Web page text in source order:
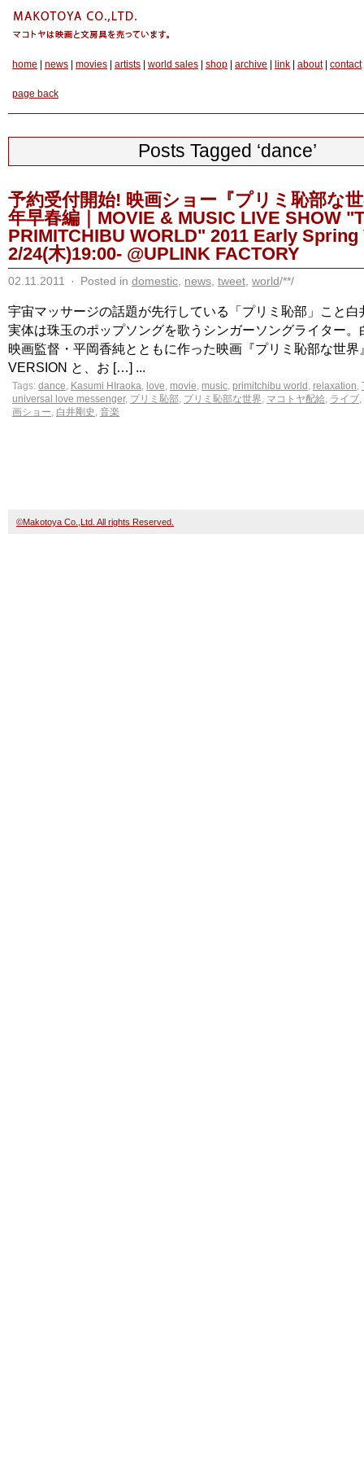
home news movies artists world sales shop archive link about| contact
page back
Posts Tagged ‘dance’
予約受付開始! 映画ショー『プリミ恥部な
年早春編｜MOVIE & MUSIC LIVE SHOW
PRIMITCHIBU WORLD" 2011 Early
2/24(木)19:00- @UPLINK FACTORY
02.11.2011 · Posted in domestic news tweet world/**/
宇宙マッサージの話題が先行している「プリミ恥部」こと白
実体は珠玉のポップソングを歌うシンガーソングライター。
映画監督・平岡香純とともに作った映画『プリミ恥部な世界
VERSION と、お […] ...
Tags: dance, Kasumi HIraoka, love, movie, music, primitchibu world , relaxation,
universal love messenger, プリミ恥部, プリミ恥部な世界, マコトヤ配給, ライブ,
画ショー, 白井剛史 , 音楽
©Makotoya Co.,Ltd. All rights Reserved.